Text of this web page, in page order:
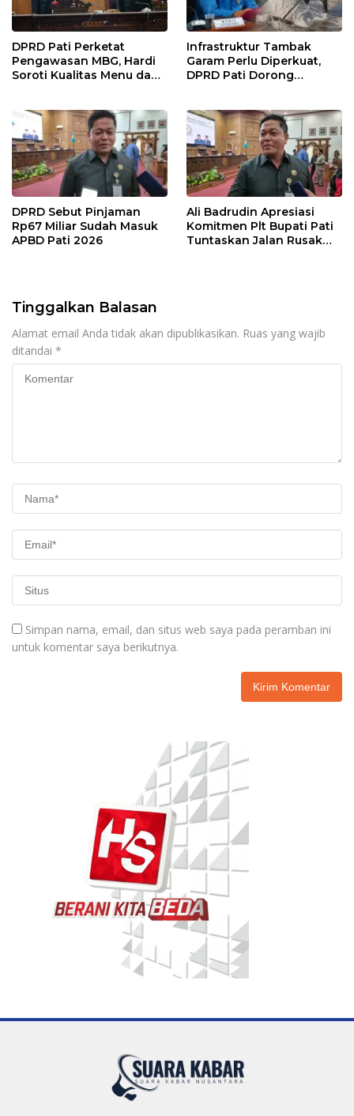
DPRD Pati Perketat
Pengawasan MBG, Hardi
Soroti Kualitas Menu dan
Infrastruktur Tambak
Garam Perlu Diperkuat,
DPRD Pati Dorong
DPRD Sebut Pinjaman
Rp67 Miliar Sudah Masuk
APBD Pati 2026
Ali Badrudin Apresiasi
Komitmen Plt Bupati Pati
Tuntaskan Jalan Rusak
Tinggalkan Balasan
Alamat email Anda tidak akan dipublikasikan. Ruas yang wajib
ditandai *
Simpan nama, email, dan situs web saya pada peramban ini
untuk komentar saya berikutnya.